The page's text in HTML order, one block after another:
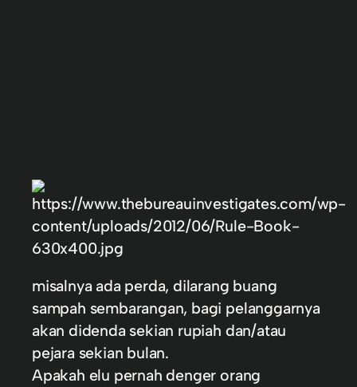
misalnya ada perda, dilarang buang
sampah sembarangan, bagi pelanggarnya
akan didenda sekian rupiah dan/atau
pejara sekian bulan.
Apakah elu pernah denger orang